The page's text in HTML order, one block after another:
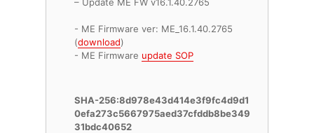
- ME Firmware ver: ME_16.1.40.2765
(download)
- ME Firmware update SOP
SHA-256:8d978e43d414e3f9fc4d9d1
0efa273c5667975aed37cfddb8be349
31bdc40652